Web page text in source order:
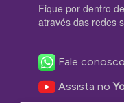
Fique por dentro
através das redes
Fale
Assista no